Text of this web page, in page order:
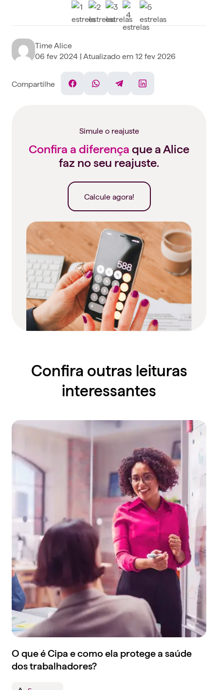
Time Alice
06 fev 2024 | Atualizado em 12 fev 2026
Compartilhe
FacebookWhatsAppTelegramLinkedin
Simule o reajuste
Confira a diferença que a Alice
faz no seu reajuste.
Calcule agora!
Confira outras leituras
interessantes
O que é Cipa e como ela protege a saúde
dos trabalhadores?